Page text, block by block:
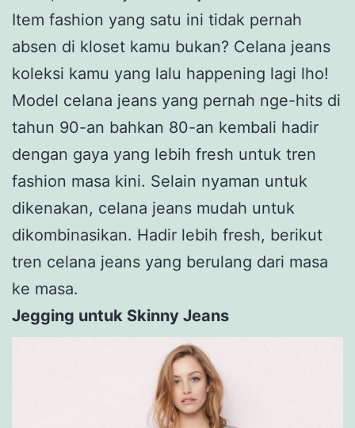
Item fashion yang satu ini tidak pernah
absen di kloset kamu bukan? Celana jeans
koleksi kamu yang lalu happening lagi lho!
Model celana jeans yang pernah nge-hits di
tahun 90-an bahkan 80-an kembali hadir
dengan gaya yang lebih fresh untuk tren
fashion masa kini. Selain nyaman untuk
dikenakan, celana jeans mudah untuk
dikombinasikan. Hadir lebih fresh, berikut
tren celana jeans yang berulang dari masa
ke masa.
Jegging untuk Skinny Jeans